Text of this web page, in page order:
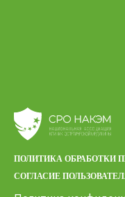
ПОЛИТИКА ОБРАБОТКИ
СОГЛАСИЕ